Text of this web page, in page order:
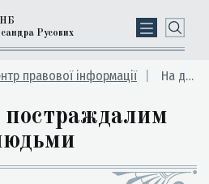
Русових
правової інформації На допомогу постраждалим від торгівлі людьми